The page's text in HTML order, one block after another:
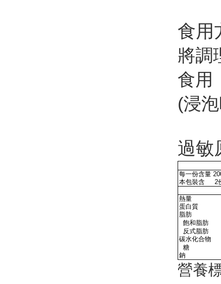
食用
將調
食用
(浸
過敏
每一份含量
本包裝含2
熱量
蛋白質
脂肪
飽和脂肪
反式脂肪
碳水化合物
糖
鈉
營養